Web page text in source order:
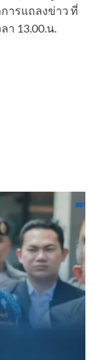
ารแถลงข่าว ที่
า 13.00.น.